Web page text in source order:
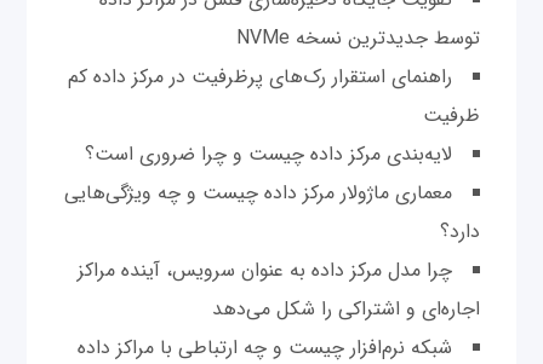
توسط جدیدترین نسخه NVMe
راهنمای استقرار رک‌های پرظرفیت در مرکز داده کم
ظرفیت
لایه‌‌بندی مرکز داده چیست و چرا ضروری است؟
معماری ماژولار مرکز داده چیست و چه ویژگی‌هایی
دارد؟
چرا مدل مرکز داده به عنوان سرویس، آینده مراکز
اجاره‌ای و اشتراکی را شکل می‌دهد
شبکه‌ نرم‌افزار چیست و چه ارتباطی با مراکز داده